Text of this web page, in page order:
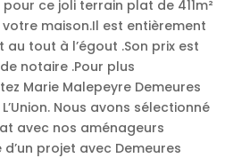
ce joli terrain plat de 411m²
maison.Il est entièrement
tout à l’égout .Son prix est
notaire .Pour plus
Marie Malepeyre Demeures
Nous avons sélectionné
avec nos aménageurs
projet avec Demeures